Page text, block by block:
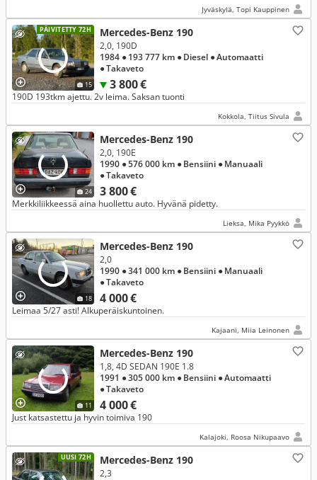
Jyväskylä, Topi Kauppinen
PÄIVITETTY 72H
15
Mercedes-Benz 190
3 800 €
2,0, 190D
1984 ● 193 777 km ● Diesel ● Automaatti
● Takaveto
190D 193tkm ajettu. 2v leima. Saksan tuonti
Kokkola, Tiitus Sivula
24
Mercedes-Benz 190
3 800 €
2,0, 190E
1990 ● 576 000 km ● Bensiini ● Manuaali
● Takaveto
Merkkiliikkeessä aina huollettu auto. Hyvänä pidetty.
Lieksa, Mika Pyykkö
18
Mercedes-Benz 190
4 000 €
2,0
1990 ● 341 000 km ● Bensiini ● Manuaali
● Takaveto
Leimaa 5/27 asti! Alkuperäiskuntoinen.
Kajaani, Miia Leinonen
11
Mercedes-Benz 190
4 000 €
1,8, 4D SEDAN 190E 1.8
1991 ● 305 000 km ● Bensiini ● Automaatti
● Takaveto
Just katsastettu ja hyvin toimiva 190
Kalajoki, Roosa Nikupaavo
UUSI 72H Mercedes-Benz 190
2,3